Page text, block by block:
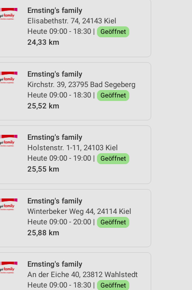
Ernsting's family
Elisabethstr. 74, 24143 Kiel
Heute 09:00 - 18:30 |
Geöffnet
24,33 km
Ernsting's family
Kirchstr. 39, 23795 Bad Segeberg
Heute 09:00 - 18:30 |
Geöffnet
25,52 km
Ernsting's family
Holstenstr. 1-11, 24103 Kiel
Heute 09:00 - 19:00 |
Geöffnet
25,55 km
Ernsting's family
Winterbeker Weg 44, 24114 Kiel
Heute 09:00 - 20:00 |
Geöffnet
25,88 km
Ernsting's family
An der Eiche 40, 23812 Wahlstedt
Heute 09:00 - 18:30 |
Geöffnet